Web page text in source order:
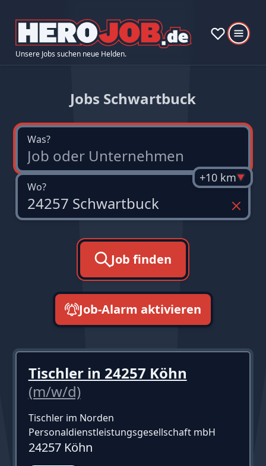
Unsere Jobs suchen neue Helden.
Jobs Schwartbuck
Was?
Wo?
+10 km
Job finden
Job-Alarm aktivieren
Tischler in 24257 Köhn
(m/w/d)
Tischler im Norden
Personaldienstleistungsgesellschaft mbH
24257 Köhn